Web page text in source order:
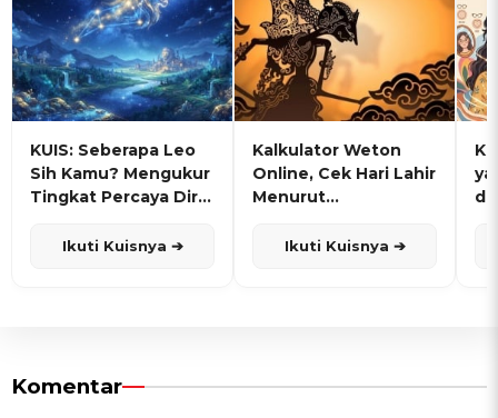
KUIS: Seberapa Leo
Sih Kamu? Mengukur
Tingkat Percaya Diri
Ikuti Kuisnya ➔
Kalkulator Weton
Online, Cek Hari Lahir
Menurut
Ikuti Kuisnya ➔
Komentar